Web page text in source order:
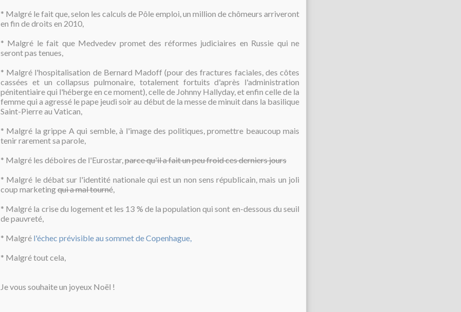
* Malgré le fait que, selon les calculs de Pôle emploi, un million de chômeurs arriveront
en fin de droits en 2010,
* Malgré le fait que Medvedev promet des réformes judiciaires en Russie qui ne
seront pas tenues,
* Malgré l'hospitalisation de Bernard Madoff (pour des fractures faciales, des côtes
cassées et un collapsus pulmonaire, totalement fortuits d'après l'administration
pénitentiaire qui l'héberge en ce moment), celle de Johnny Hallyday, et enfin celle de la
femme qui a agressé le pape jeudi soir au début de la messe de minuit dans la basilique
Saint-Pierre au Vatican,
* Malgré la grippe A qui semble, à l'image des politiques, promettre beaucoup mais
tenir rarement sa parole,
* Malgré les déboires de l'Eurostar,parce qu'il a fait un peu froid ces derniers jours
* Malgré le débat sur l'identité nationale qui est un non sens républicain, mais un joli
coup marketingqui a mal tourné,
* Malgré la crise du logement et les 13 % de la population qui sont en-dessous du seuil
de pauvreté,
* Malgré l'échec prévisible au sommet de Copenhague,
* Malgré tout cela,
Je vous souhaite un joyeux Noël !